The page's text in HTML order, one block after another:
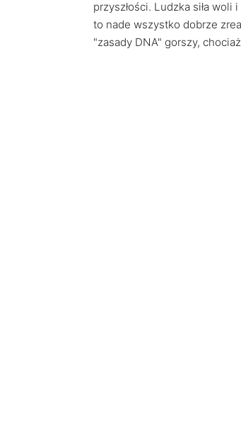
przyszłości. Ludzka siła
to nade wszystko dobrze
"zasady DNA" gorszy,